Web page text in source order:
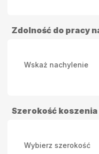
Zdolność do pracy
Szerokość koszenia